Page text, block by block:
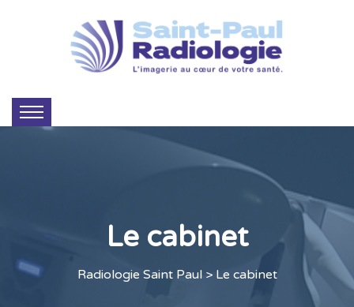
Le cabinet
Radiologie Saint Paul> Le cabinet